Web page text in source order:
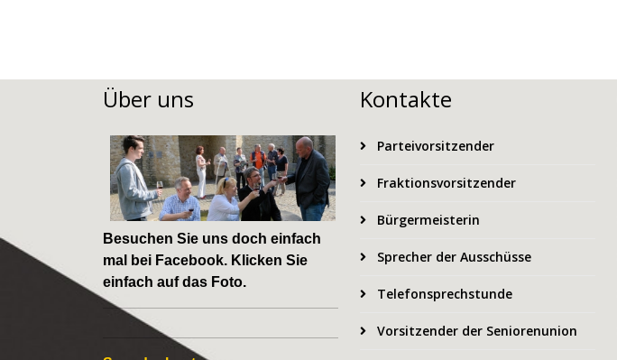
Über uns
Besuchen Sie uns doch einfach
mal bei Facebook. Klicken Sie
einfach auf das Foto.
Kontakte
Parteivorsitzender
Fraktionsvorsitzender
Bürgermeisterin
Sprecher der Ausschüsse
Telefonsprechstunde
Vorsitzender der Seniorenunion